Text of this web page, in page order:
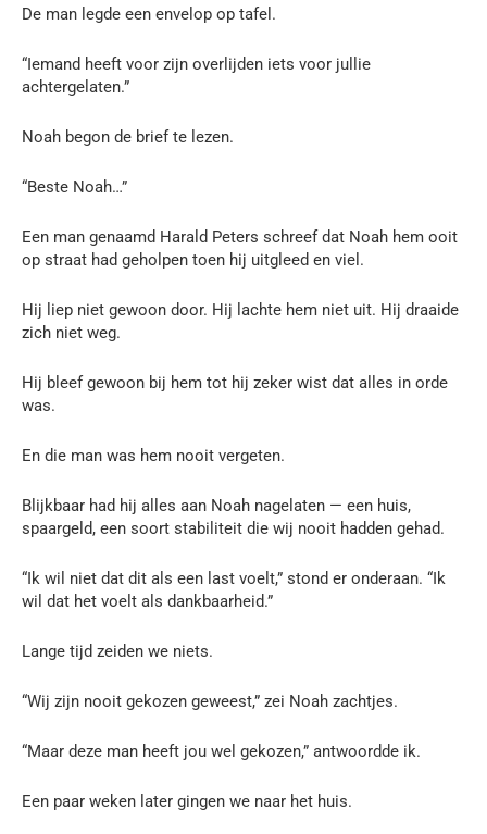
De man legde een envelop op tafel.
“Iemand heeft voor zijn overlijden iets voor jullie
achtergelaten.”
Noah begon de brief te lezen.
“Beste Noah…”
Een man genaamd Harald Peters schreef dat Noah hem ooit
op straat had geholpen toen hij uitgleed en viel.
Hij liep niet gewoon door. Hij lachte hem niet uit. Hij draaide
zich niet weg.
Hij bleef gewoon bij hem tot hij zeker wist dat alles in orde
was.
En die man was hem nooit vergeten.
Blijkbaar had hij alles aan Noah nagelaten — een huis,
spaargeld, een soort stabiliteit die wij nooit hadden gehad.
“Ik wil niet dat dit als een last voelt,” stond er onderaan. “Ik
wil dat het voelt als dankbaarheid.”
Lange tijd zeiden we niets.
“Wij zijn nooit gekozen geweest,” zei Noah zachtjes.
“Maar deze man heeft jou wel gekozen,” antwoordde ik.
Een paar weken later gingen we naar het huis.